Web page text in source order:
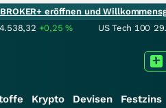
eröffnen und
+0,25% US Tech 100
Krypto Devisen Festzins